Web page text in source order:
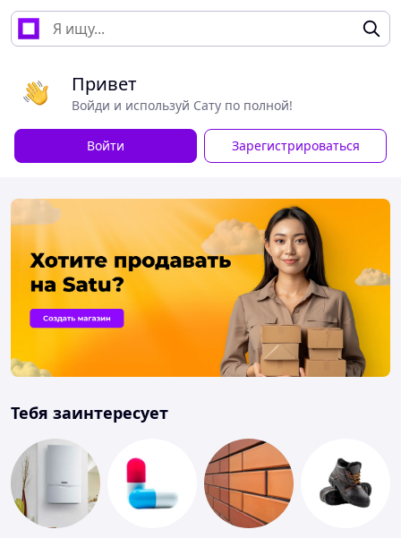
Привет
Войди и используй Сату по полной!
Войти Зарегистрироваться
Тебя заинтересует